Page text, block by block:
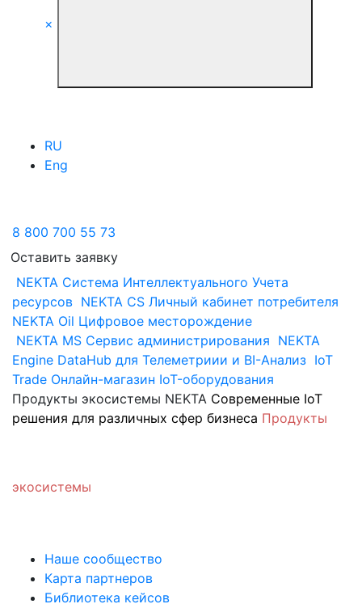
×
RU
Eng
8 800 700 55 73
Оставить заявку
NEKTA Система Интеллектуального Учета
ресурсов NEKTA CS Личный кабинет потребителя
NEKTA Oil Цифровое месторождение
NEKTA MS Сервис администрирования NEKTA
Engine DataHub для Телеметриии и BI-Анализ IoT
Trade Онлайн-магазин IoT-оборудования
Продукты экосистемы NEKTA Современные IoT
решения для различных сфер бизнеса Продукты
экосистемы
Наше сообщество
Карта партнеров
Библиотека кейсов